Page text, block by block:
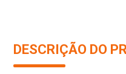
DESCRIÇÃO DO